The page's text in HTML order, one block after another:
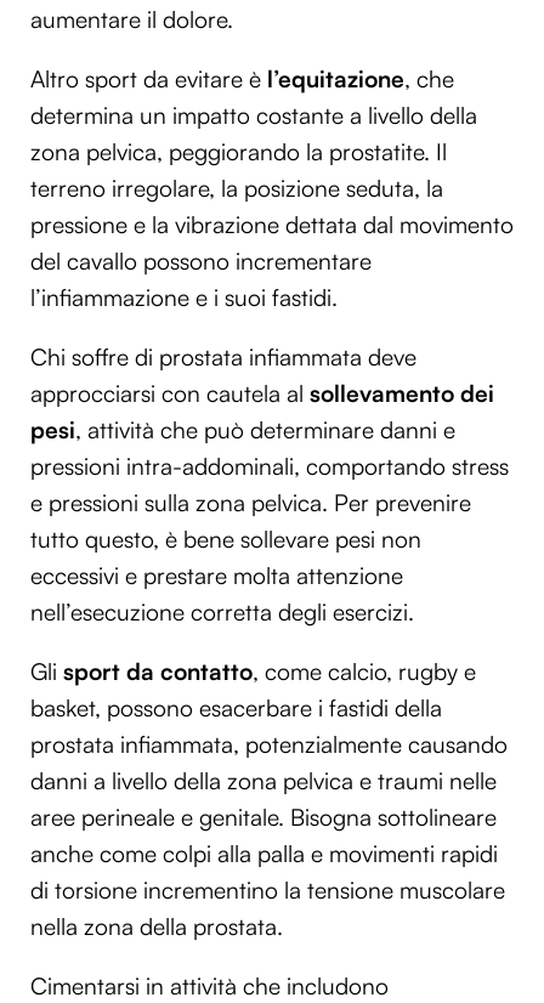
aumentare il dolore.
Altro sport da evitare è l’equitazione, che
determina un impatto costante a livello della
zona pelvica, peggiorando la prostatite. Il
terreno irregolare, la posizione seduta, la
pressione e la vibrazione dettata dal movimento
del cavallo possono incrementare
l’infiammazione e i suoi fastidi.
Chi soffre di prostata infiammata deve
approcciarsi con cautela al sollevamento dei
pesi, attività che può determinare danni e
pressioni intra-addominali, comportando stress
e pressioni sulla zona pelvica. Per prevenire
tutto questo, è bene sollevare pesi non
eccessivi e prestare molta attenzione
nell’esecuzione corretta degli esercizi.
Gli sport da contatto, come calcio, rugby e
basket, possono esacerbare i fastidi della
prostata infiammata, potenzialmente causando
danni a livello della zona pelvica e traumi nelle
aree perineale e genitale. Bisogna sottolineare
anche come colpi alla palla e movimenti rapidi
di torsione incrementino la tensione muscolare
nella zona della prostata.
Cimentarsi in attività che includono